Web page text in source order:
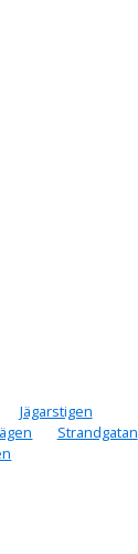
Jägarstigen
Strandgatan